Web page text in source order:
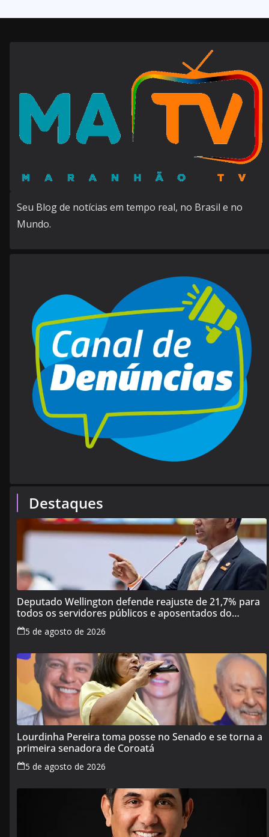
Seu Blog de notícias em tempo real, no Brasil e no
Mundo.
Destaques
Deputado Wellington defende reajuste de 21,7% para
todos os servidores públicos e aposentados do
Maranhão
5 de agosto de 2026
Lourdinha Pereira toma posse no Senado e se torna a
primeira senadora de Coroatá
5 de agosto de 2026